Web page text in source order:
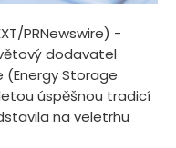
PRNewswire) -
dodavatel
Storage
úspěšnou tradicí
na veletrhu